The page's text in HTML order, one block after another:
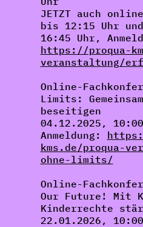
JETZT auch
bis 12:15 Uhr
16:45 Uhr,
https://proqua-
veranstaltung/
Online-
Limits:
beseitigen
04.12.2025,
Anmeldung:
kms.de/proqua-
ohne-limits/
Online-
Our Future! Mit
Kinderrechte
22.01.2026,